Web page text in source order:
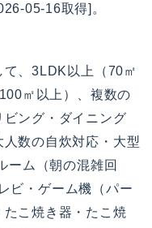
05-16取得]。
、3LDK以上（70㎡
㎡以上）、複数の
ング・ダイニング
人数の自炊対応・大型
ーム（朝の混雑回
ビ・ゲーム機（パー
こ焼き器・たこ焼